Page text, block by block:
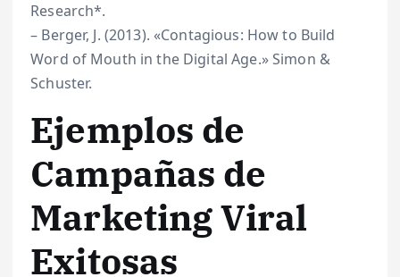
Research*.
– Berger, J. (2013). «Contagious: How to Build
Word of Mouth in the Digital Age.» Simon &
Schuster.
Ejemplos de
Campañas de
Marketing Viral
Exitosas